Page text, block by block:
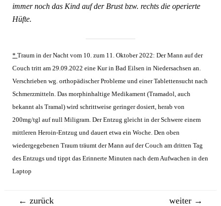
immer noch das Kind auf der Brust bzw. rechts die operierte
Hüfte.
* Traum in der Nacht vom 10. zum 11. Oktober 2022: Der Mann auf der
Couch tritt am 29.09.2022 eine Kur in Bad Eilsen in Niedersachsen an.
Verschrieben wg. orthopädischer Probleme und einer Tablettensucht nach
Schmerzmitteln. Das morphinhaltige Medikament (Tramadol, auch
bekannt als Tramal) wird schrittweise geringer dosiert, herab von
200mg/tgl auf null Miligram. Der Entzug gleicht in der Schwere einem
mittleren Heroin-Entzug und dauert etwa ein Woche. Den oben
wiedergegebenen Traum träumt der Mann auf der Couch am dritten Tag
des Entzugs und tippt das Erinnerte Minuten nach dem Aufwachen in den
Laptop
Beitragsnavigation
← zurück weiter →